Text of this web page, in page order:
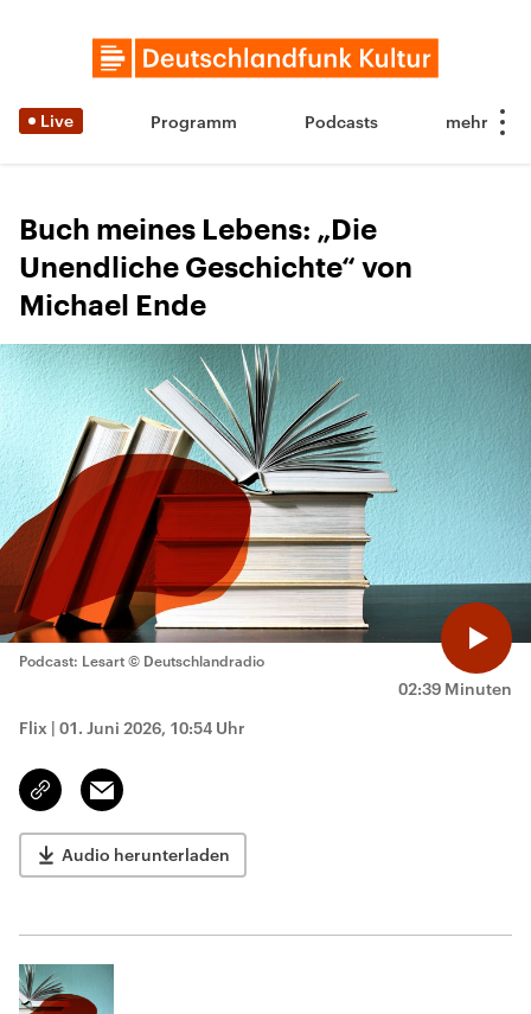
Live Programm Podcasts
Buch meines Lebens: „Die
Unendliche Geschichte“ von
Michael Ende
02:39 Minuten
Podcast: Lesart © Deutschlandradio
Flix | 01. Juni 2026, 10:54 Uhr
Link
kopieren/teilen
Email
Audio herunterladen